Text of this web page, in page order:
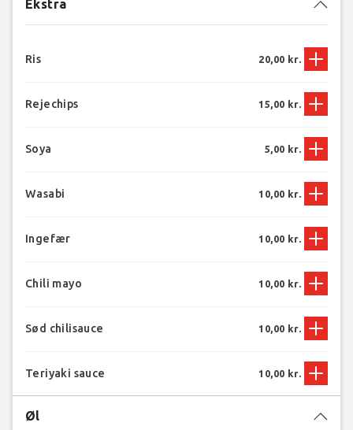
Ekstra
Ris 20,00 kr.
Rejechips 15,00 kr.
Soya 5,00 kr.
Wasabi 10,00 kr.
Ingefær 10,00 kr.
Chili mayo 10,00 kr.
Sød chilisauce 10,00 kr.
Teriyaki sauce 10,00 kr.
Øl